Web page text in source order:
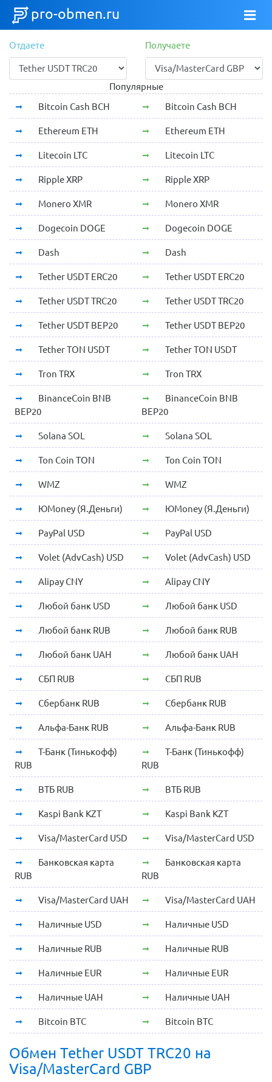
pro-obmen.ru
Отдаете Получаете
Популярные
Bitcoin Cash BCH
Bitcoin Cash BCH
Ethereum ETH Ethereum ETH
Litecoin LTC Litecoin LTC
Ripple XRP Ripple XRP
Monero XMR Monero XMR
Dogecoin DOGE Dogecoin DOGE
Dash Dash
Tether USDT ERC20 Tether USDT ERC20
Tether USDT TRC20 Tether USDT TRC20
Tether USDT BEP20 Tether USDT BEP20
Tether TON USDT Tether TON USDT
Tron TRX Tron TRX
BinanceCoin BNB
BEP20
BinanceCoin BNB
BEP20
Solana SOL Solana SOL
Ton Coin TON Ton Coin TON
WMZ WMZ
ЮMoney (Я.Деньги) ЮMoney (Я.Деньги)
PayPal USD PayPal USD
Volet (AdvCash) USD Volet (AdvCash) USD
Alipay CNY Alipay CNY
Любой банк USD Любой банк USD
Любой банк RUB Любой банк RUB
Любой банк UAH Любой банк UAH
СБП RUB СБП RUB
Сбербанк RUB Сбербанк RUB
Альфа-Банк RUB Альфа-Банк RUB
Т-Банк (Тинькофф)
RUB
Т-Банк (Тинькофф)
RUB
ВТБ RUB ВТБ RUB
Kaspi Bank KZT Kaspi Bank KZT
Visa/MasterCard USD Visa/MasterCard USD
Банковская карта
RUB
Банковская карта
RUB
Visa/MasterCard UAH Visa/MasterCard UAH
Наличные USD Наличные USD
Наличные RUB Наличные RUB
Наличные EUR Наличные EUR
Наличные UAH Наличные UAH
Bitcoin BTC Bitcoin BTC
Обмен Tether USDT TRC20 на
Visa/MasterCard GBP